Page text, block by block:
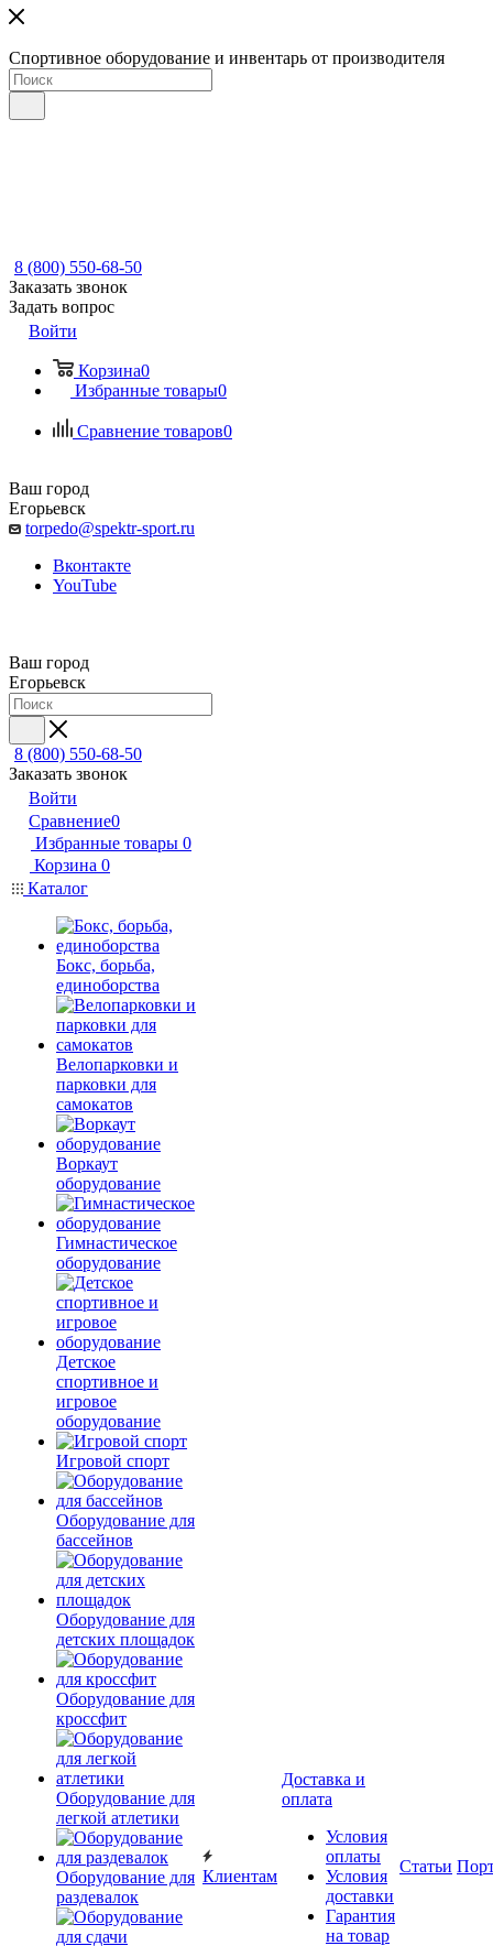
Спортивное оборудование и инвентарь от производителя
8 (800) 550-68-50
Заказать звонок
Задать вопрос
Войти
Корзина0
Избранные товары0
Сравнение товаров0
Ваш город
Егорьевск
torpedo@spektr-sport.ru
Вконтакте
YouTube
Ваш город
Егорьевск
8 (800) 550-68-50
Заказать звонок
Войти
Сравнение0
Избранные товары 0
Корзина 0
Каталог
Бокс, борьба,
единоборства
Велопарковки и
парковки для
самокатов
Воркаут
оборудование
Гимнастическое
оборудование
Детское
спортивное и
игровое
оборудование
Игровой спорт
Оборудование для
бассейнов
Оборудование для
детских площадок
Оборудование для
кроссфит
Оборудование для
легкой атлетики
Оборудование для
раздевалок
Клиентам
Доставка и
оплата
Условия
оплаты
Условия
доставки
Гарантия
на товар
Статьи